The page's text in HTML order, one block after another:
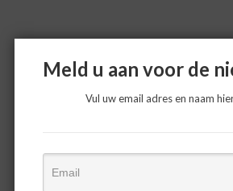
Meld u aan voor de
Vul uw email adres en naam